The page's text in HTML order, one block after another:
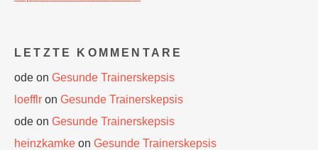
LETZTE KOMMENTARE
ode on Gesunde Trainerskepsis
loefflr on Gesunde Trainerskepsis
ode on Gesunde Trainerskepsis
heinzkamke on Gesunde Trainerskepsis